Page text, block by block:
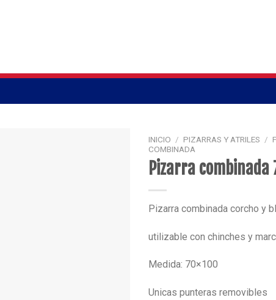
INICIO / PIZARRAS Y ATRILES /
COMBINADA
Pizarra combinada
Pizarra combinada corcho y
utilizable con chinches y
Medida: 70×100
Unicas punteras removibles